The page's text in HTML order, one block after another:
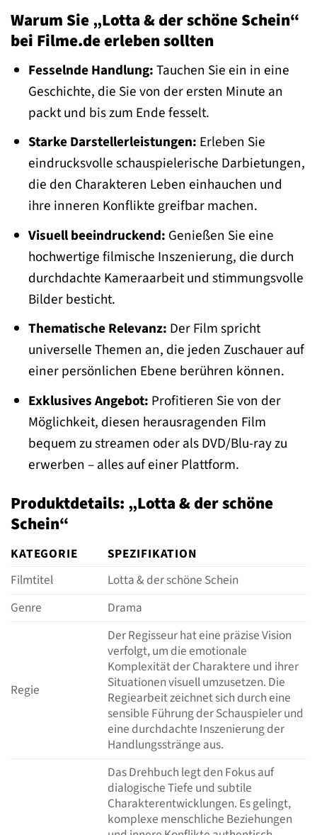
Warum Sie „Lotta & der schöne Schein“
bei Filme.de erleben sollten
Fesselnde Handlung:Tauchen Sie ein in eine
Geschichte, die Sie von der ersten Minute an
packt und bis zum Ende fesselt.
Starke Darstellerleistungen: Erleben Sie
eindrucksvolle schauspielerische Darbietungen,
die den Charakteren Leben einhauchen und
ihre inneren Konflikte greifbar machen.
Visuell beeindruckend: Genießen Sie eine
hochwertige filmische Inszenierung, die durch
durchdachte Kameraarbeit und stimmungsvolle
Bilder besticht.
Thematische Relevanz: Der Film spricht
universelle Themen an, die jeden Zuschauer auf
einer persönlichen Ebene berühren können.
Exklusives Angebot: Profitieren Sie von der
Möglichkeit, diesen herausragenden Film
bequem zu streamen oder als DVD/Blu-ray zu
erwerben – alles auf einer Plattform.
Produktdetails: „Lotta & der schöne
Schein“
KATEGORIE
SPEZIFIKATION
Filmtitel
Lotta & der schöne Schein
Genre
Drama
Regie
Der Regisseur hat eine präzise Vision
verfolgt, um die emotionale
Komplexität der Charaktere und ihrer
Situationen visuell umzusetzen. Die
Regiearbeit zeichnet sich durch eine
sensible Führung der Schauspieler und
eine durchdachte Inszenierung der
Handlungsstränge aus.
Das Drehbuch legt den Fokus auf
dialogische Tiefe und subtile
Charakterentwicklungen. Es gelingt,
komplexe menschliche Beziehungen